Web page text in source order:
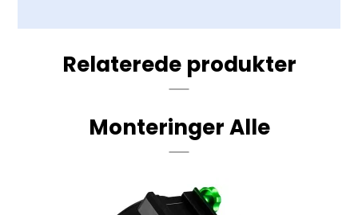
Relaterede produkter
Monteringer Alle